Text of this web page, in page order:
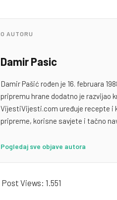
O AUTORU
Damir Pasic
Damir Pašić rođen je 16. februara
pripremu hrane dodatno je razvijao
VijestiVijesti.com uređuje recepte i
pripreme, korisne savjete i tačno
Pogledaj sve objave autora
Post Views: 1.551